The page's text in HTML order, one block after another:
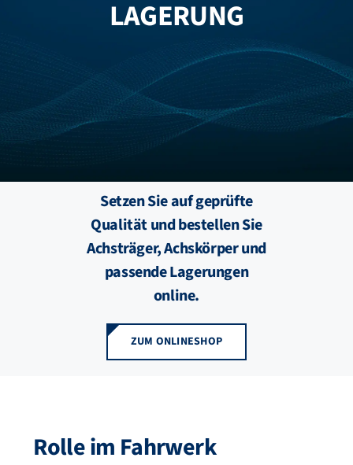
BLOG
KATALOGE
LAGERUNG
Setzen Sie auf geprüfte
Qualität und bestellen Sie
Achsträger, Achskörper und
passende Lagerungen
online.
ZUM ONLINESHOP
Rolle im Fahrwerk